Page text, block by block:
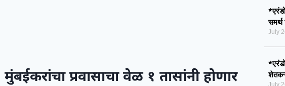
मुंबईकरांचा प्रवासाचा वेळ १ तासांनी होणार
July